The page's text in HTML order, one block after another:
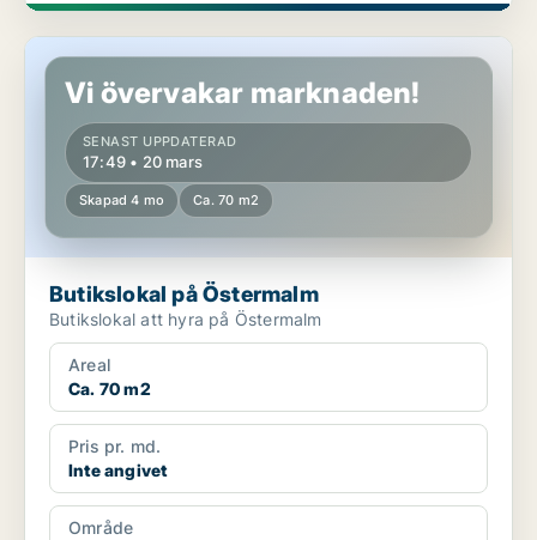
Butikslokal på Östermalm
Vi övervakar marknaden!
SENAST UPPDATERAD
17:49 • 20 mars
Skapad 4 mo Ca. 70 m2
Butikslokal på Östermalm
Butikslokal att hyra på Östermalm
Areal
Ca. 70 m2
Pris pr. md.
Inte angivet
Område